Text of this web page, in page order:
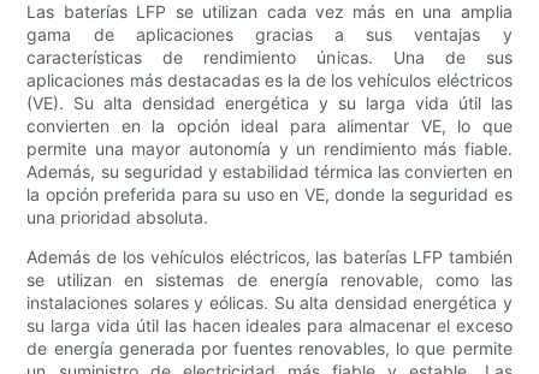
Las baterías LFP se utilizan cada vez más en una amplia
gama de aplicaciones gracias a sus ventajas y
características de rendimiento únicas. Una de sus
aplicaciones más destacadas es la de los vehículos eléctricos
(VE). Su alta densidad energética y su larga vida útil las
convierten en la opción ideal para alimentar VE, lo que
permite una mayor autonomía y un rendimiento más fiable.
Además, su seguridad y estabilidad térmica las convierten en
la opción preferida para su uso en VE, donde la seguridad es
una prioridad absoluta.
Además de los vehículos eléctricos, las baterías LFP también
se utilizan en sistemas de energía renovable, como las
instalaciones solares y eólicas. Su alta densidad energética y
su larga vida útil las hacen ideales para almacenar el exceso
de energía generada por fuentes renovables, lo que permite